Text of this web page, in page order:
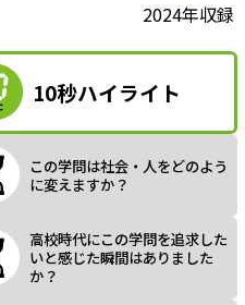
a
y
2024年収録
10秒ハイライト
この学問は社会・人をどのよう
に変えますか？
高校時代にこの学問を追求した
いと感じた瞬間はありました
か？